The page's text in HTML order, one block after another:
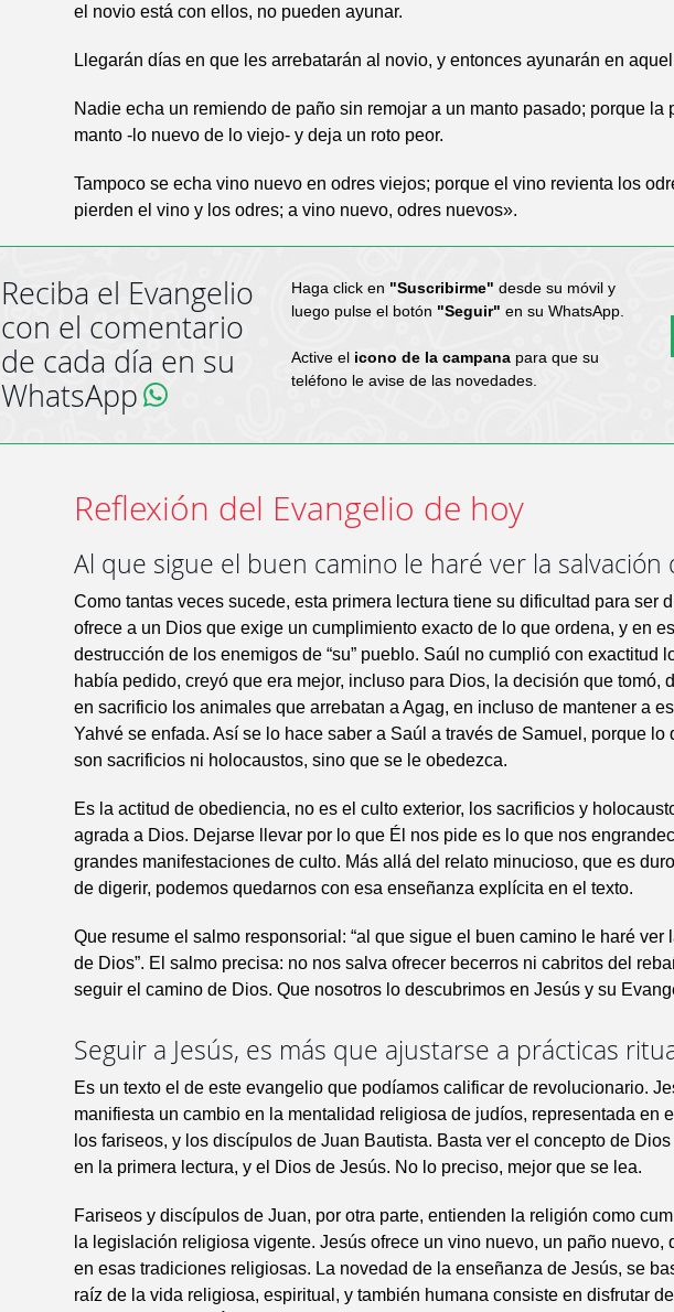
el novio está con ellos, no pueden ayunar.
Llegarán días en que les arrebatarán al novio, y entonces ayunarán en
Nadie echa un remiendo de paño sin remojar a un manto pasado; porque la
manto -lo nuevo de lo viejo- y deja un roto peor.
Tampoco se echa vino nuevo en odres viejos; porque el vino revienta los
pierden el vino y los odres; a vino nuevo, odres nuevos».
Reciba el Evangelio
con el comentario
de cada día en su
WhatsApp
Haga click en "Suscribirme" desde su móvil y
luego pulse el botón "Seguir" en su WhatsApp.
Active el icono de la campanapara que su
teléfono le avise de las novedades.
Reflexión del Evangelio de hoy
Al que sigue el buen camino le haré ver la salvación
Como tantas veces sucede, esta primera lectura tiene su dificultad para ser
ofrece a un Dios que exige un cumplimiento exacto de lo que ordena, y en
destrucción de los enemigos de “su” pueblo. Saúl no cumplió con exactitud
había pedido, creyó que era mejor, incluso para Dios, la decisión que tomó,
en sacrificio los animales que arrebatan a Agag, en incluso de mantener a
Yahvé se enfada. Así se lo hace saber a Saúl a través de Samuel, porque lo
son sacrificios ni holocaustos, sino que se le obedezca.
Es la actitud de obediencia, no es el culto exterior, los sacrificios y
agrada a Dios. Dejarse llevar por lo que Él nos pide es lo que nos
grandes manifestaciones de culto. Más allá del relato minucioso, que es
de digerir, podemos quedarnos con esa enseñanza explícita en el texto.
Que resume el salmo responsorial: “al que sigue el buen camino le haré ver
de Dios”. El salmo precisa: no nos salva ofrecer becerros ni cabritos del
seguir el camino de Dios. Que nosotros lo descubrimos en Jesús y su
Seguir a Jesús, es más que ajustarse a prácticas
Es un texto el de este evangelio que podíamos calificar de revolucionario.
manifiesta un cambio en la mentalidad religiosa de judíos, representada en
los fariseos, y los discípulos de Juan Bautista. Basta ver el concepto de
en la primera lectura, y el Dios de Jesús. No lo preciso, mejor que se lea.
Fariseos y discípulos de Juan, por otra parte, entienden la religión como
la legislación religiosa vigente. Jesús ofrece un vino nuevo, un paño nuevo,
en esas tradiciones religiosas. La novedad de la enseñanza de Jesús, se
raíz de la vida religiosa, espiritual, y también humana consiste en disfrutar